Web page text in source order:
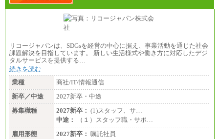
す）
・ご経験やスキルを考慮し、選考の中で決定いたし
ます。
・試用期間中も同額支給します。
リコージャパンは、SDGsを経営の中心に据え、事業活動を通じた社会
課題解決を目指しています。 新しい生活様式や働き方に対応したデジ
タルサービスを提供する…
続きを読む
業種
商社/IT/情報通信
新卒／中途
2027新卒・中途
募集職種
2027新卒： (1)スタッフ、サ…
中途：
（１）スタッフ職・サポ…
雇用形態
2027新卒： 嘱託社員